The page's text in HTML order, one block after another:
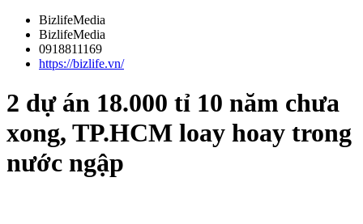
BizlifeMedia
BizlifeMedia
0918811169
https://bizlife.vn/
2 dự án 18.000 tỉ 10 năm chưa
xong, TP.HCM loay hoay trong
nước ngập